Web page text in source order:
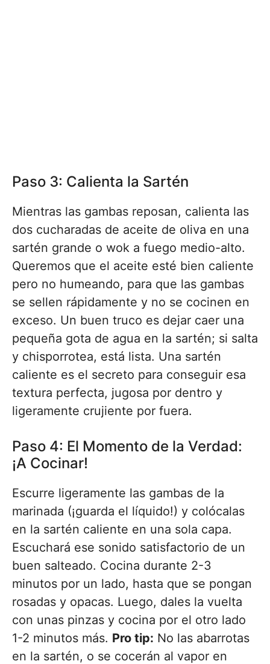
Paso 3: Calienta la Sartén
Mientras las gambas reposan, calienta las
dos cucharadas de aceite de oliva en una
sartén grande o wok a fuego medio-alto.
Queremos que el aceite esté bien caliente
pero no humeando, para que las gambas
se sellen rápidamente y no se cocinen en
exceso. Un buen truco es dejar caer una
pequeña gota de agua en la sartén; si salta
y chisporrotea, está lista. Una sartén
caliente es el secreto para conseguir esa
textura perfecta, jugosa por dentro y
ligeramente crujiente por fuera.
Paso 4: El Momento de la Verdad:
¡A Cocinar!
Escurre ligeramente las gambas de la
marinada (¡guarda el líquido!) y colócalas
en la sartén caliente en una sola capa.
Escuchará ese sonido satisfactorio de un
buen salteado. Cocina durante 2-3
minutos por un lado, hasta que se pongan
rosadas y opacas. Luego, dales la vuelta
con unas pinzas y cocina por el otro lado
1-2 minutos más. Pro tip: No las abarrotas
en la sartén, o se cocerán al vapor en